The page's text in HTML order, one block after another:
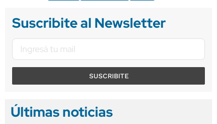
Suscribite al Newsletter
SUSCRIBITE
Últimas noticias